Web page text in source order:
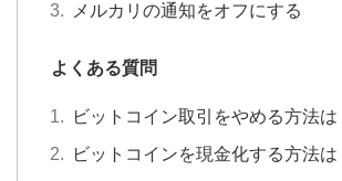
メルカリの通知をオフにする
よくある質問
ビットコイン取引をやめる方法は
ビットコインを現金化する方法は